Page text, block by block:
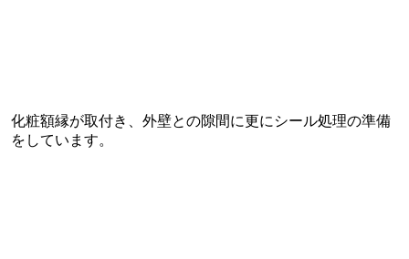
化粧額縁が取付き、外壁との隙間に更にシール処理の準備
をしています。